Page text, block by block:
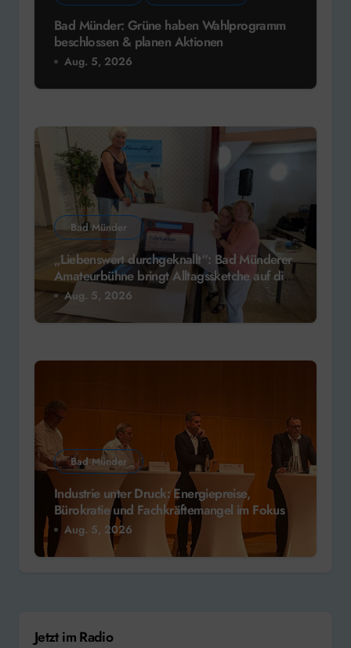
Bad Münder: Grüne haben Wahlprogramm
beschlossen & planen Aktionen
Aug. 5, 2026
Bad Münder
„Liebenswert durchgeknallt“: Bad Münderer
Amateurbühne bringt Alltagssketche auf die
Bühne
Aug. 5, 2026
Bad Münder
Industrie unter Druck: Energiepreise,
Bürokratie und Fachkräftemangel im Fokus
Aug. 5, 2026
Jetzt im Radio